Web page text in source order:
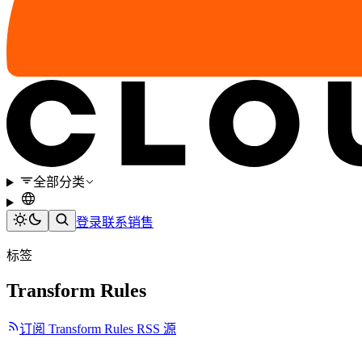
全部分类
登录联系销售
标签
Transform Rules
订阅 Transform Rules RSS 源